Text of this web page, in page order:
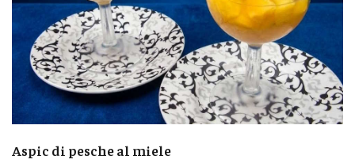
Aspic di pesche al miele